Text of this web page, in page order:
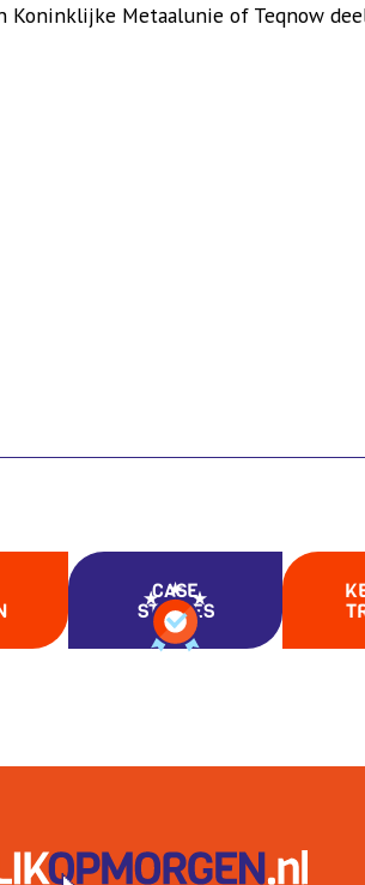
Koninklijke Metaalunie of Teqnow
CASE
STUDIES